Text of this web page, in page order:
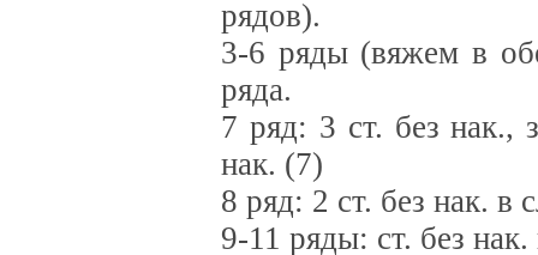
рядов).
3-6 ряды (вяжем в
ряда.
7 ряд: 3 ст. без нак.,
нак. (7)
8 ряд: 2 ст. без нак. в
9-11 ряды: ст. без